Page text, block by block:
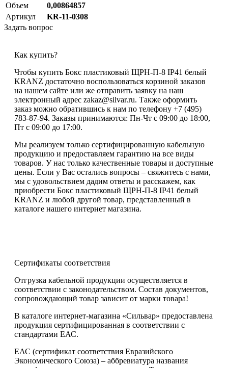
Объем
0,00864857
Артикул
KR-11-0308
Задать вопрос
Как купить?
Чтобы купить Бокс пластиковый ЩРН-П-8 IP41 белый
KRANZ достаточно воспользоваться корзиной заказов
на нашем сайте или же отправить заявку на наш
электронный адрес zakaz@silvar.ru. Также оформить
заказ можно обратившись к нам по телефону +7 (495)
783-87-94. Заказы принимаются: Пн-Чт с 09:00 до 18:00,
Пт с 09:00 до 17:00.
Мы реализуем только сертифицированную кабельную
продукцию и предоставляем гарантию на все виды
товаров. У нас только качественные товары и доступные
цены. Если у Вас остались вопросы – свяжитесь с нами,
мы с удовольствием дадим ответы и расскажем, как
приобрести Бокс пластиковый ЩРН-П-8 IP41 белый
KRANZ и любой другой товар, представленный в
каталоге нашего интернет магазина.
Сертификаты соответствия
Отгрузка кабельной продукции осуществляется в
соответствии с законодательством. Состав документов,
сопровождающий товар зависит от марки товара!
В каталоге интернет-магазина «Сильвар» предоставлена
продукция сертифицированная в соответствии с
стандартами ЕАС.
ЕАС (сертификат соответствия Евразийского
Экономического Союза) – аббревиатура названия